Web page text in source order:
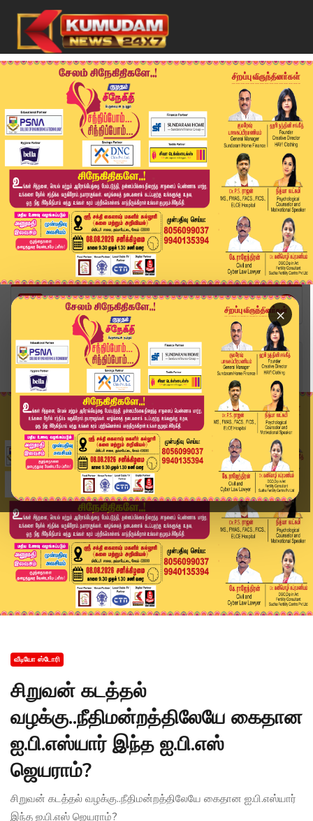
×
Home
வீடியோ ஸ்டோரி
சிறுவன் கடத்தல் வழக்கு..நீதிமன்றத்திலேயே கைதான ...
வீடியோ ஸ்டோரி
சிறுவன் கடத்தல்
வழக்கு..நீதிமன்றத்திலேயே கைதான
ஐ.பி.எஸ்யார் இந்த ஐ.பி.எஸ்
ஜெயராம்?
சிறுவன் கடத்தல் வழக்கு..நீதிமன்றத்திலேயே கைதான ஐ.பி.எஸ்யார்
இந்த ஐ.பி.எஸ் ஜெயராம்?